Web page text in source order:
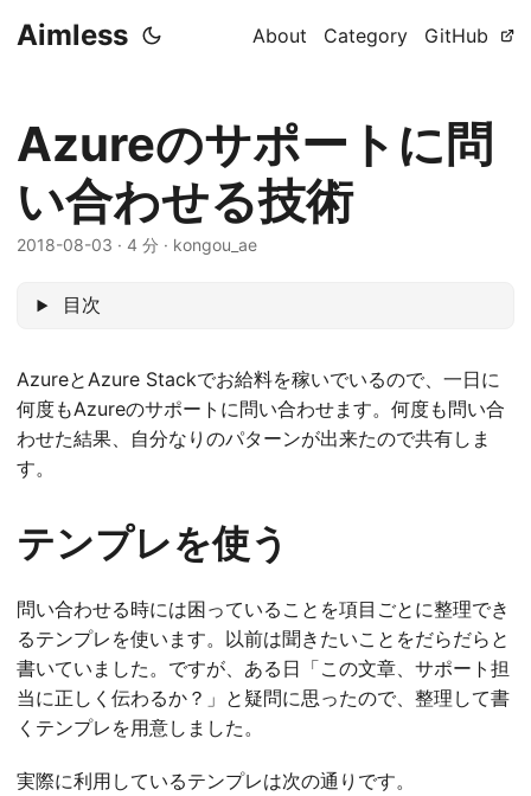
Aimless About Category GitHub
Azureのサポートに問
い合わせる技術
2018-08-03 · 4 分 · kongou_ae
目次
AzureとAzure Stackでお給料を稼いでいるので、一日に
何度もAzureのサポートに問い合わせます。何度も問い合
わせた結果、自分なりのパターンが出来たので共有しま
す。
テンプレを使う
問い合わせる時には困っていることを項目ごとに整理でき
るテンプレを使います。以前は聞きたいことをだらだらと
書いていました。ですが、ある日「この文章、サポート担
当に正しく伝わるか？」と疑問に思ったので、整理して書
くテンプレを用意しました。
実際に利用しているテンプレは次の通りです。